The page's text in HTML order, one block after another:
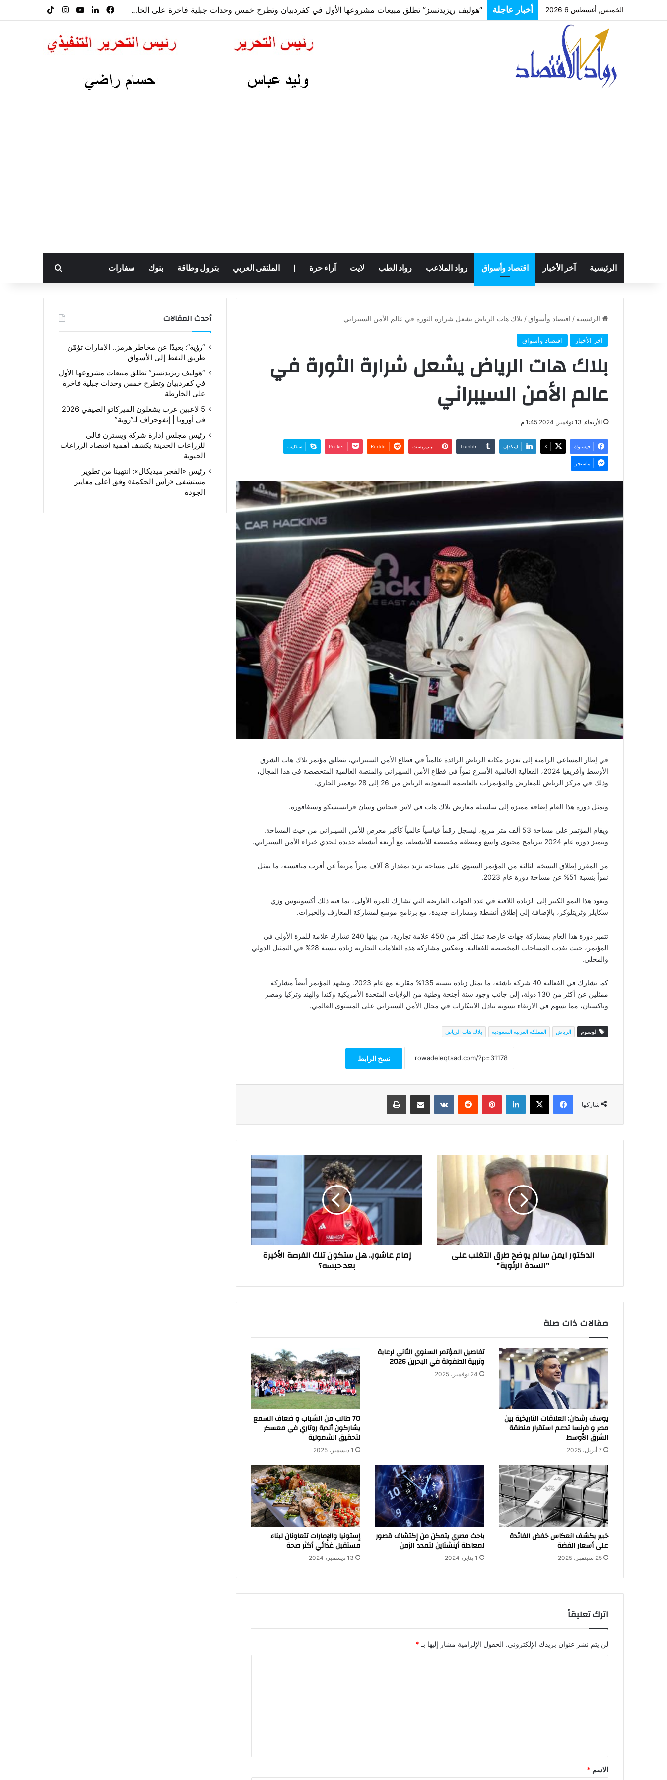
الخميس, أغسطس 6 2026 أخبار عاجلة “هوليف ريزيدنسز” تطلق مبيعات مشروعها الأول في كفردبيان وتطرح خمس وحدات جبلية فاخرة على الخارطة فيسبوكلينكدإن‫YouTube
انستقرام
الرئيسية آخر الأخبار اقتصاد وأسواق رواد الملاعب رواد الطب لايت آراء حرة الملتقى العربي بترول وطاقة بنوك سفارات بحث عن
الرئيسية / اقتصاد وأسواق / بلاك هات الرياض يشعل شرارة الثورة في عالم الأمن السيبراني
آخر الأخبار اقتصاد وأسواق
بلاك هات الرياض يشعل شرارة الثورة في
عالم الأمن السيبراني
الأربعاء, 13 نوفمبر, 2024 1:45 م
فيسبوك ‫X لينكدإن بينتيريست ‫Pocket سكايب
ماسنجر
في إطار المساعي الرامية إلى تعزيز مكانة الرياض الرائدة عالمياً في قطاع الأمن السيبراني، ينطلق مؤتمر بلاك هات الشرق
الأوسط وأفريقيا 2024، الفعالية العالمية الأسرع نمواً في قطاع الأمن السيبراني والمنصة العالمية المتخصصة في هذا المجال،
وذلك في مركز الرياض للمعارض والمؤتمرات بالعاصمة السعودية الرياض من 26 إلى 28 نوفمبر الجاري.
وتمثل دورة هذا العام إضافة مميزة إلى سلسلة معارض بلاك هات في لاس فيجاس وسان فرانسيسكو وسنغافورة.
ويقام المؤتمر على مساحة 53 ألف متر مربع، ليسجل رقماً قياسياً عالمياً كأكبر معرض للأمن السيبراني من حيث المساحة.
وتتميز دورة عام 2024 ببرنامج محتوى واسع ومنطقة مخصصة للأنشطة، مع أربعة أنشطة جديدة لتحدي خبراء الأمن السيبراني.
من المقرر إطلاق النسخة الثالثة من المؤتمر السنوي على مساحة تزيد بمقدار 8 آلاف متراً مربعاً عن أقرب منافسيه، ما يمثل
نمواً بنسبة 51% عن مساحة دورة عام 2023.
ويعود هذا النمو الكبير إلى الزيادة اللافتة في عدد الجهات العارضة التي تشارك للمرة الأولى، بما فيه ذلك أكسونيوس وزي
سكايلر وثريتلوكر، بالإضافة إلى إطلاق أنشطة ومسارات جديدة، مع برنامج موسع لمشاركة المعارف والخبرات.
تتميز دورة هذا العام بمشاركة جهات عارضة تمثل أكثر من 450 علامة تجارية، من بينها 240 تشارك علامة للمرة الأولى في
المؤتمر، حيث نفدت المساحات المخصصة للفعالية. وتعكس مشاركة هذه العلامات التجارية زيادة بنسبة 28% في التمثيل الدولي
والمحلي.
كما تشارك في الفعالية 40 شركة ناشئة، ما يمثل زيادة بنسبة 135% مقارنة مع عام 2023. ويشهد المؤتمر أيضاً مشاركة
ممثلين عن أكثر من 130 دولة، إلى جانب وجود ستة أجنحة وطنية من الولايات المتحدة الأمريكية وكندا والهند وتركيا ومصر
وباكستان، مما يسهم في الارتقاء بسوية تبادل الابتكارات في مجال الأمن السيبراني على المستوى العالمي.
الوسوم الرياض المملكة العربية السعودية بلاك هات الرياض
نسخ الرابط
شاركها
فيسبوك‫X لينكدإن بينتيريست مشاركة عبر البريد طباعة
سالم
يوضح
طرق
"السدة
الرئوية"
الدكتور ايمن سالم يوضح طرق التغلب على
"السدة الرئوية"
عاشور..
هل
ستكون
حبسه؟
إمام عاشور.. هل ستكون تلك الفرصة الأخيرة
بعد حبسه؟
مقالات ذات صلة
يوسف رشدان: العلاقات التاريخية بين
مصر و فرنسا تدعم استقرار منطقة
الشرق الأوسط
7 أبريل، 2025
تفاصيل المؤتمر السنوي الثاني لرعاية
وتربية الطفولة في البحرين 2026
24 نوفمبر، 2025
70 طالب من الشباب و ضعاف السمع
يشاركون أندية روتاري في معسكر
لتحقيق الشمولية
1 ديسمبر، 2025
خبير يكشف انعكاس خفض الفائدة
على أسعار الفضة
25 سبتمبر، 2025
باحث مصري يتمكن من إكتشاف قصور
لمعادلة أينشتاين لتمدد الزمن
1 يناير، 2024
إستونيا والإمارات تتعاونان لبناء
مستقبل غذائي أكثر صحة
13 ديسمبر، 2024
اترك تعليقاً
لن يتم نشر عنوان بريدك الإلكتروني. الحقول الإلزامية مشار إليها بـ *
*
الاسم *
أحدث المقالات
“رؤية”: بعيدًا عن مخاطر هرمز.. الإمارات تؤمّن
طريق النفط إلى الأسواق
“هوليف ريزيدنسز” تطلق مبيعات مشروعها الأول
في كفردبيان وتطرح خمس وحدات جبلية فاخرة
على الخارطة
5 لاعبين عرب يشعلون الميركاتو الصيفي 2026
في أوروبا | إنفوجراف لـ”رؤية”
رئيس مجلس إدارة شركة ويسترن فالى
للزراعات الحديثة يكشف أهمية اقتصاد الزراعات
الحيوية
رئيس «الفجر ميديكال»: انتهينا من تطوير
مستشفى «رأس الحكمة» وفق أعلى معايير
الجودة